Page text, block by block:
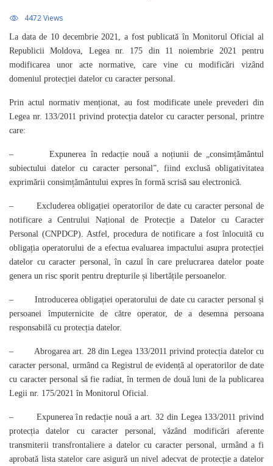
4472 Views
La data de 10 decembrie 2021, a fost publicată în Monitorul Oficial al
Republicii Moldova, Legea nr. 175 din 11 noiembrie 2021 pentru
modificarea unor acte normative, care vine cu modificări vizând
domeniul protecției datelor cu caracter personal.
Prin actul normativ menționat, au fost modificate unele prevederi din
Legea nr. 133/2011 privind protecția datelor cu caracter personal, printre
care:
– Expunerea în redacție nouă a noțiunii de „consimțământul
subiectului datelor cu caracter personal”, fiind exclusă obligativitatea
exprimării consimțământului expres în formă scrisă sau electronică.
– Excluderea obligației operatorilor de date cu caracter personal de
notificare a Centrului Național de Protecție a Datelor cu Caracter
Personal (CNPDCP). Astfel, procedura de notificare a fost înlocuită cu
obligația operatorului de a efectua evaluarea impactului asupra protecției
datelor cu caracter personal, în cazul în care prelucrarea datelor poate
genera un risc sporit pentru drepturile și libertățile persoanelor.
– Introducerea obligației operatorului de date cu caracter personal și
persoanei împuternicite de către operator, de a desemna persoana
responsabilă cu protecția datelor.
– Abrogarea art. 28 din Legea 133/2011 privind protecția datelor cu
caracter personal, urmând ca Registrul de evidență al operatorilor de date
cu caracter personal să fie radiat, în termen de două luni de la publicarea
Legii nr. 175/2021 în Monitorul Oficial.
– Expunerea în redacție nouă a art. 32 din Legea 133/2011 privind
protecția datelor cu caracter personal, văzând modificări aferente
transmiterii transfrontaliere a datelor cu caracter personal, urmând a fi
aprobată lista statelor care asigură un nivel adecvat de protecție a datelor